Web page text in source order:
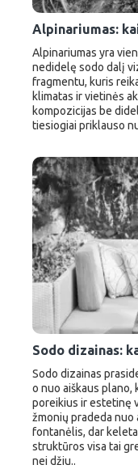
Alpinariumas yra
nedidelę sodo dalį
fragmentu, kuris
klimatas ir vietinės
kompozicijas be
tiesiogiai priklauso
Sodo dizainas
o nuo aiškaus plano,
poreikius ir estetinę
žmonių pradeda nuo
fontanėlis, dar
struktūros visa tai
nei džiu..